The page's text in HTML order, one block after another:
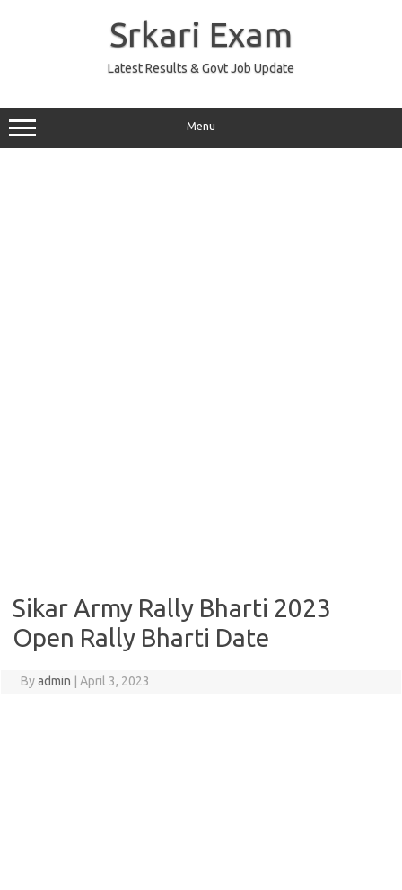
Srkari Exam
Latest Results & Govt Job Update
Menu
Sikar Army Rally Bharti 2023
Open Rally Bharti Date
Byadmin April 3, 2023